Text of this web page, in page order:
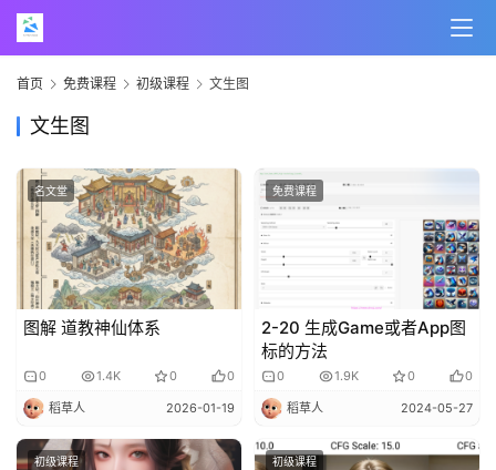
首页 免费课程 初级课程 文生图
文生图
名文堂
图解 道教神仙体系
0 1.4K 0 0
稻草人 2026-01-19
免费课程
2-20 生成Game或者App图
标的方法
0 1.9K 0 0
稻草人 2024-05-27
初级课程 初级课程